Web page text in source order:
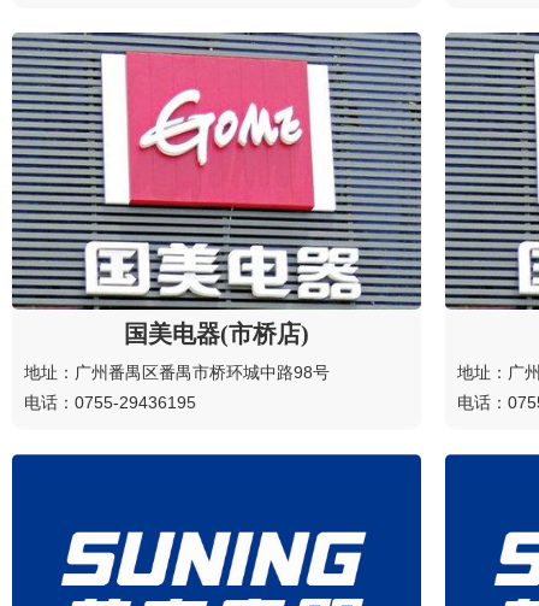
国美电器(市桥店)
地址：广州番禺区番禺市桥环城中路98号
电话：0755-29436195
地址：广
电话：